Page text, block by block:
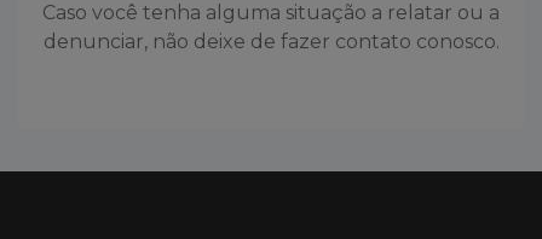
Caso você tenha alguma situação a relatar ou a
denunciar, não deixe de fazer contato conosco.